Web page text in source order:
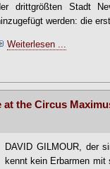
drittgrößten Stadt
werden: die
Weiterlesen ...
at the Circus
DAVID GILMOUR, der
kennt kein Erbarmen mit